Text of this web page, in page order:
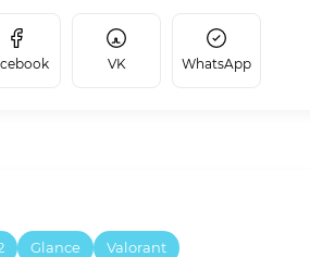
VK WhatsApp
Glance Valorant